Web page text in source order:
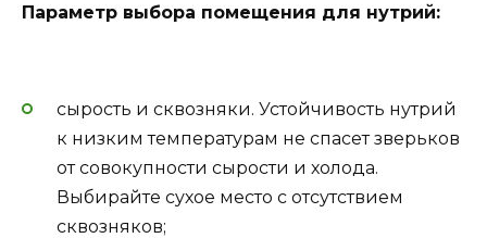
Параметр выбора помещения для нутрий:
сырость и сквозняки. Устойчивость нутрий
к низким температурам не спасет зверьков
от совокупности сырости и холода.
Выбирайте сухое место с отсутствием
сквозняков;